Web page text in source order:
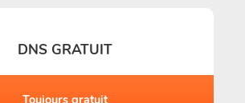
DNS GRATUIT
Toujours gratuit